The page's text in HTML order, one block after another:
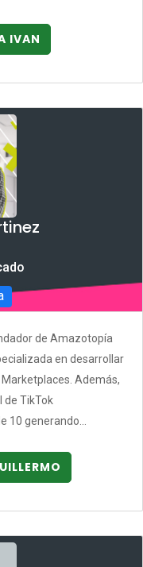
IVAN
de Amazotopía
en desarrollar
Además,
de TikTok
generando...